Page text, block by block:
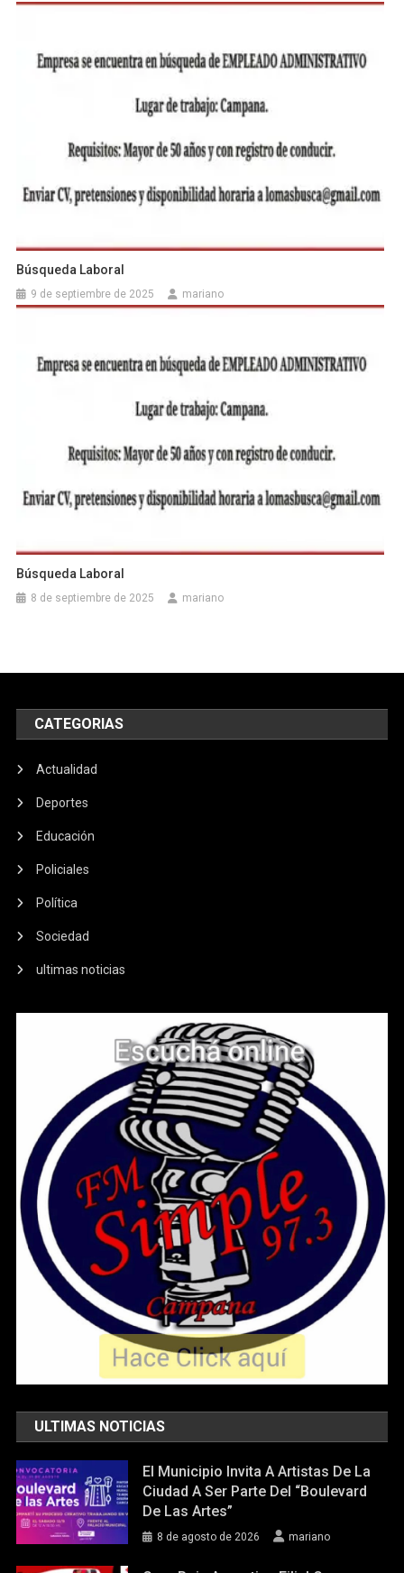
Búsqueda Laboral
9 de septiembre de 2025 mariano
Búsqueda Laboral
8 de septiembre de 2025 mariano
CATEGORIAS
Actualidad
Deportes
Educación
Policiales
Política
Sociedad
ultimas noticias
ULTIMAS NOTICIAS
El Municipio Invita A Artistas De La
Ciudad A Ser Parte Del “Boulevard
De Las Artes”
8 de agosto de 2026 mariano